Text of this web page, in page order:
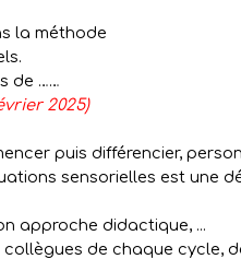
la méthode
de ……
2025)
puis différencier,
sensorielles est une
approche didactique, ...
de chaque cycle,